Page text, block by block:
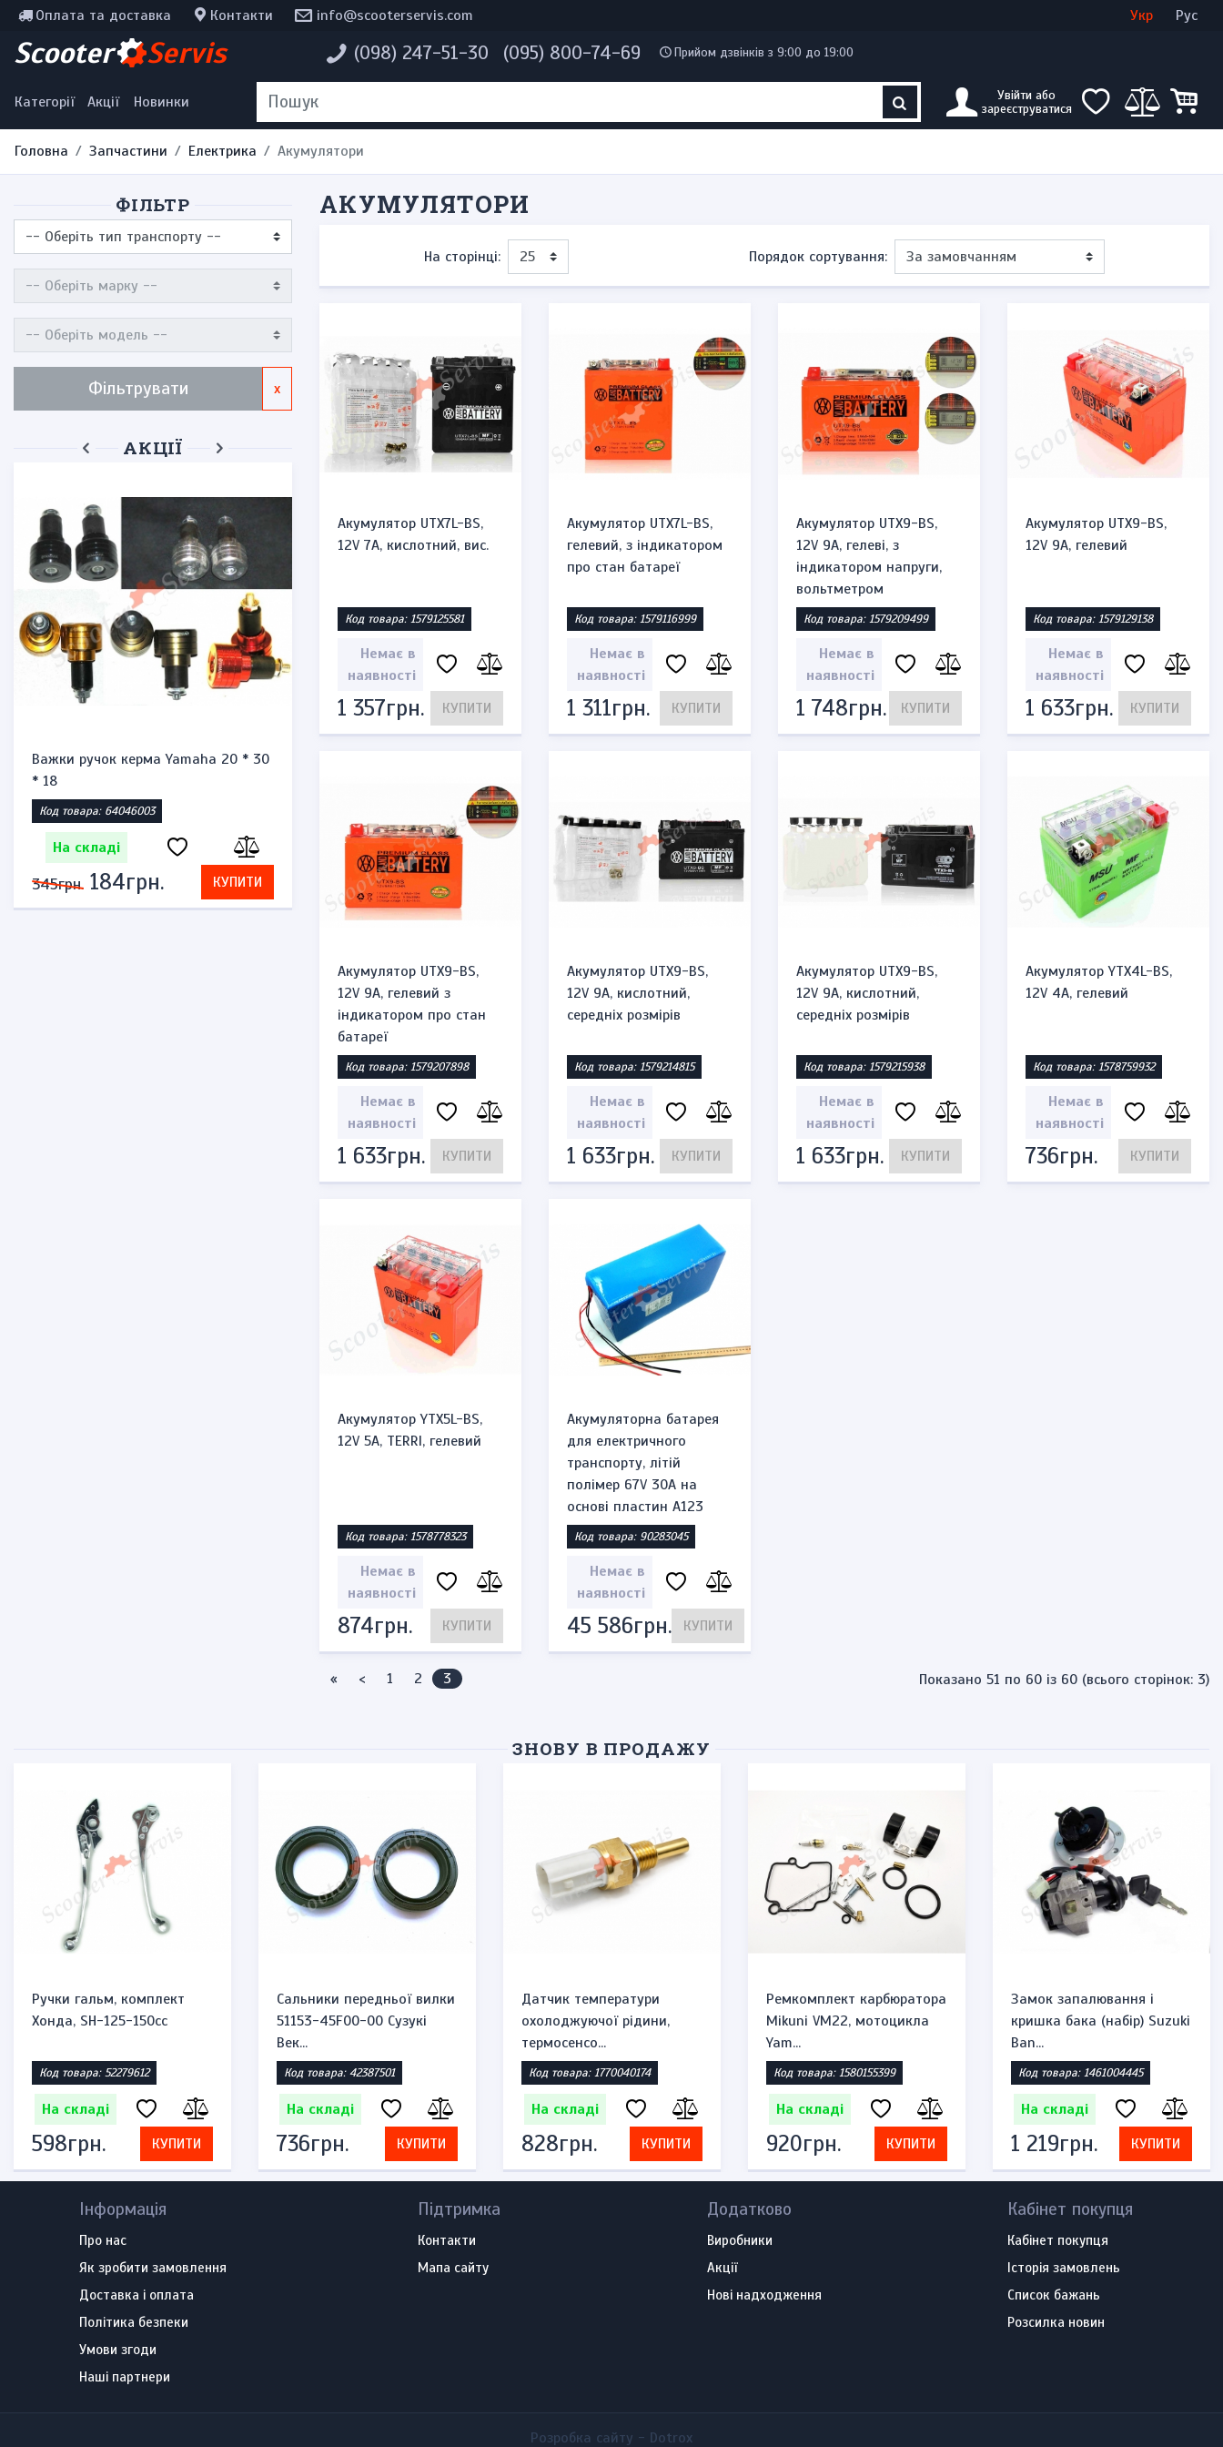
Оплата та доставка Контакти info@scooterservis.com Укр Рус
Scooter Servis (098) 247-51-30 (095) 800-74-69 Прийом дзвінків з 9:00 до 19:00
Категорії Акції Новинки
Увійти або
зареєструватися
Інструменти, мотохімія
Наклейки
Одяг та екіпірування
Головна Запчастини Електрика Акумулятори
ФІЛЬТР
Фільтрувати x
АКЦІЇ
Важки ручок керма Yamaha 20 * 30
* 18
Код товара: 64046003
На складі
345грн. 184грн. КУПИТИ
Код товара: 1471864623
На складі
575грн. 276грн. КУПИТИ
На складі
575грн. 276грн. КУПИТИ
Код товара: 1471947584
На складі
575грн. 276грн. КУПИТИ
АКУМУЛЯТОРИ
На сторінці: Порядок сортування:
Акумулятор UTX7L-BS,
12V 7A, кислотний, вис.
Код товара: 1579125581
Немає в
наявності
1 357грн. КУПИТИ
Акумулятор UTX7L-BS,
гелевий, з індикатором
про стан батареї
Код товара: 1579116999
Немає в
наявності
1 311грн. КУПИТИ
Акумулятор UTX9-BS,
12V 9A, гелеві, з
індикатором напруги,
вольтметром
Код товара: 1579209499
Немає в
наявності
1 748грн. КУПИТИ
Акумулятор UTX9-BS,
12V 9A, гелевий
Код товара: 1579129138
Немає в
наявності
1 633грн. КУПИТИ
Акумулятор UTX9-BS,
12V 9A, гелевий з
індикатором про стан
батареї
Код товара: 1579207898
Немає в
наявності
1 633грн. КУПИТИ
Акумулятор UTX9-BS,
12V 9A, кислотний,
середніх розмірів
Код товара: 1579214815
Немає в
наявності
1 633грн. КУПИТИ
Акумулятор UTX9-BS,
12V 9A, кислотний,
середніх розмірів
Код товара: 1579215938
Немає в
наявності
1 633грн. КУПИТИ
Акумулятор YTX4L-BS,
12V 4A, гелевий
Код товара: 1578759932
Немає в
наявності
736грн. КУПИТИ
Акумулятор YTX5L-BS,
12V 5A, TERRI, гелевий
Код товара: 1578778323
Немає в
наявності
874грн. КУПИТИ
Акумуляторна батарея
для електричного
транспорту, літій
полімер 67V 30A на
основі пластин A123
Код товара: 90283045
Немає в
наявності
45 586грн. КУПИТИ
« First page
< Previous page
1 2 3 (current) Показано 51 по 60 із 60 (всього сторінок: 3)
ЗНОВУ В ПРОДАЖУ
Ручки гальм, комплект
Хонда, SH-125-150cc
Код товара: 52279612
На складі
598грн. КУПИТИ
Сальники передньої вилки
51153-45F00-00 Сузукі
Век...
Код товара: 42387501
На складі
736грн. КУПИТИ
Датчик температури
охолоджуючої рідини,
термосенсо...
Код товара: 1770040174
На складі
828грн. КУПИТИ
Ремкомплект карбюратора
Mikuni VM22, мотоцикла
Yam...
Код товара: 1580155399
На складі
920грн. КУПИТИ
Замок запалювання і
кришка бака (набір) Suzuki
Ban...
Код товара: 1461004445
На складі
1 219грн. КУПИТИ
Інформація
Про нас
Як зробити замовлення
Доставка і оплата
Політика безпеки
Умови згоди
Наші партнери
Підтримка
Контакти
Мапа сайту
Додатково
Виробники
Акції
Нові надходження
Кабінет покупця
Кабінет покупця
Історія замовлень
Список бажань
Розсилка новин
Розробка сайту - Dotrox